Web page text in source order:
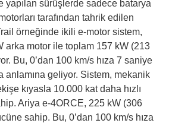
yapılan sürüşlerde sadece batarya
tarafından tahrik edilen
örneğinde ikili e-motor sistem,
arka motor ile toplam 157 kW (213
Bu, 0’dan 100 km/s hıza 7 saniye
anlamına geliyor. Sistem, mekanik
kıyasla 10.000 kat daha hızlı
Ariya e-4ORCE, 225 kW (306
sahip. Bu, 0’dan 100 km/s hıza